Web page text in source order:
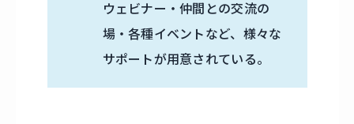
ウェビナー・仲間との交流の
場・各種イベントなど、様々な
サポートが用意されている。